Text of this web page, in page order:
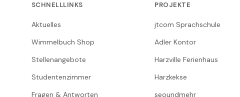
SCHNELLLINKS
Aktuelles
Wimmelbuch Shop
Stellenangebote
Studentenzimmer
Fragen & Antworten
PROJEKTE
jtcom Sprachschule
Adler Kontor
Harzville Ferienhaus
Harzkekse
seoundmehr